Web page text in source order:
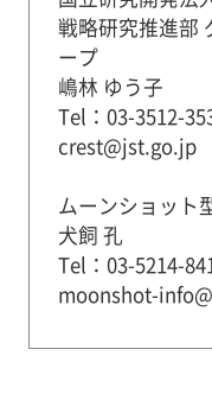
戦略研究推進部
ープ
嶋林 ゆう子
Tel：03-3512-
crest@jst.go.jp
ムーンショット
犬飼 孔
Tel：03-5214-
moonshot-